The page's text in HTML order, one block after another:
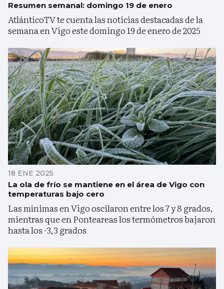
Resumen semanal: domingo 19 de enero
AtlánticoTV te cuenta las noticias destacadas de la
semana en Vigo este domingo 19 de enero de 2025
18 ENE 2025
La ola de frío se mantiene en el área de Vigo con
temperaturas bajo cero
Las mínimas en Vigo oscilaron entre los 7 y 8 grados,
mientras que en Ponteareas los termómetros bajaron
hasta los -3,3 grados